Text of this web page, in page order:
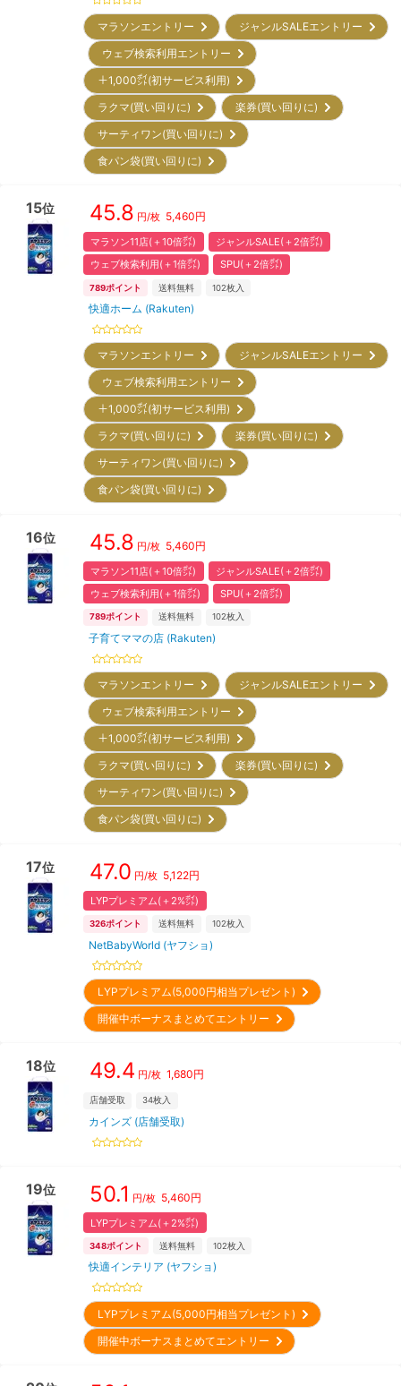
マラソンエントリー
ジャンルSALEエントリー
ウェブ検索利用エントリー
＋1,000㌽(初サービス利用)
ラクマ(買い回りに)
楽券(買い回りに)
サーティワン(買い回りに)
食パン袋(買い回りに)
15位 45.8 円/枚 5,460円
マラソン11店(＋10倍㌽)
ジャンルSALE(＋2倍㌽)
ウェブ検索利用(＋1倍㌽)
SPU(＋2倍㌽)
789ポイント 送料無料 102枚入
快適ホーム (Rakuten)
マラソンエントリー
ジャンルSALEエントリー
ウェブ検索利用エントリー
＋1,000㌽(初サービス利用)
ラクマ(買い回りに)
楽券(買い回りに)
サーティワン(買い回りに)
食パン袋(買い回りに)
16位 45.8 円/枚 5,460円
マラソン11店(＋10倍㌽)
ジャンルSALE(＋2倍㌽)
ウェブ検索利用(＋1倍㌽)
SPU(＋2倍㌽)
789ポイント 送料無料 102枚入
子育てママの店 (Rakuten)
マラソンエントリー
ジャンルSALEエントリー
ウェブ検索利用エントリー
＋1,000㌽(初サービス利用)
ラクマ(買い回りに)
楽券(買い回りに)
サーティワン(買い回りに)
食パン袋(買い回りに)
17位 47.0 円/枚 5,122円
LYPプレミアム(＋2%㌽)
326ポイント 送料無料 102枚入
NetBabyWorld (ヤフショ)
LYPプレミアム(5,000円相当プレゼント)
開催中ボーナスまとめてエントリー
18位 49.4 円/枚 1,680円
店舗受取 34枚入
カインズ (店舗受取)
19位 50.1 円/枚 5,460円
LYPプレミアム(＋2%㌽)
348ポイント 送料無料 102枚入
快適インテリア (ヤフショ)
LYPプレミアム(5,000円相当プレゼント)
開催中ボーナスまとめてエントリー